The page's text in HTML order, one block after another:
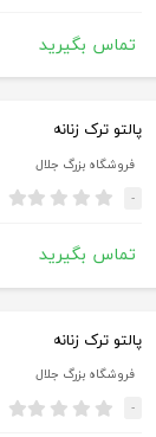
تماس بگیرید
پالتو ترک زنانه
فروشگاه بزرگ جلال
-
تماس بگیرید
پالتو ترک زنانه
فروشگاه بزرگ جلال
-